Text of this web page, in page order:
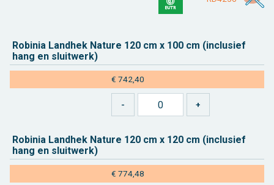
Ro­bi­nia Land­hek Na­tu­re 120 cm x 100 cm (in­clu­sief
hang en sluit­werk)
€ 742,40
Ro­bi­nia Land­hek Na­tu­re 120 cm x 120 cm (in­clu­sief
hang en sluit­werk)
€ 774,48